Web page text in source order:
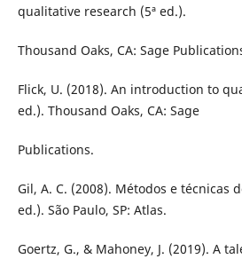
qualitative research (5ª ed.).
Thousand Oaks, CA: Sage
Flick, U. (2018). An introduction to
ed.). Thousand Oaks, CA: Sage
Publications.
Gil, A. C. (2008). Métodos e técnicas
ed.). São Paulo, SP: Atlas.
Goertz, G., & Mahoney, J. (2019). A